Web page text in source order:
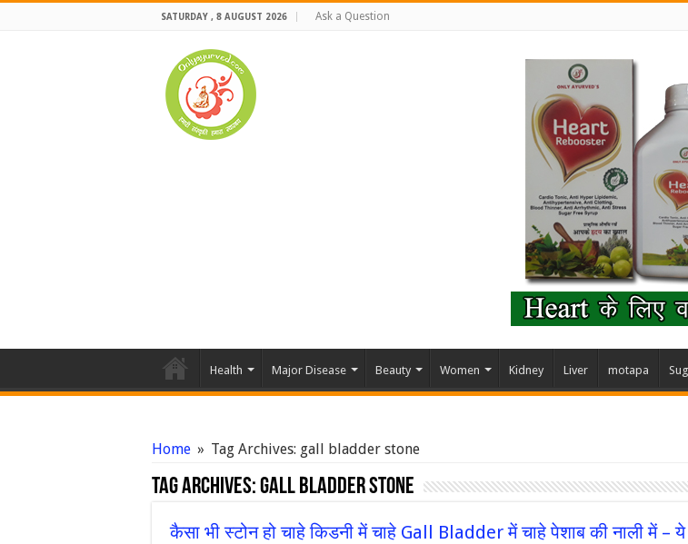
SATURDAY , 8 AUGUST 2026 Ask a Question
Health Major Disease Beauty Women Kidney Liver motapa
Home » Tag Archives: gall bladder stone
Tag Archives:gall bladder stone
कैसा भी स्टोन हो चाहे किडनी में चाहे Gall Bladder में चाहे पेशाब की नाली में – ये